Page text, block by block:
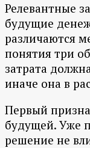
Релевантные
будущие
различаются
понятия три
затрата
иначе она в
Первый
будущей. Уже
решение не